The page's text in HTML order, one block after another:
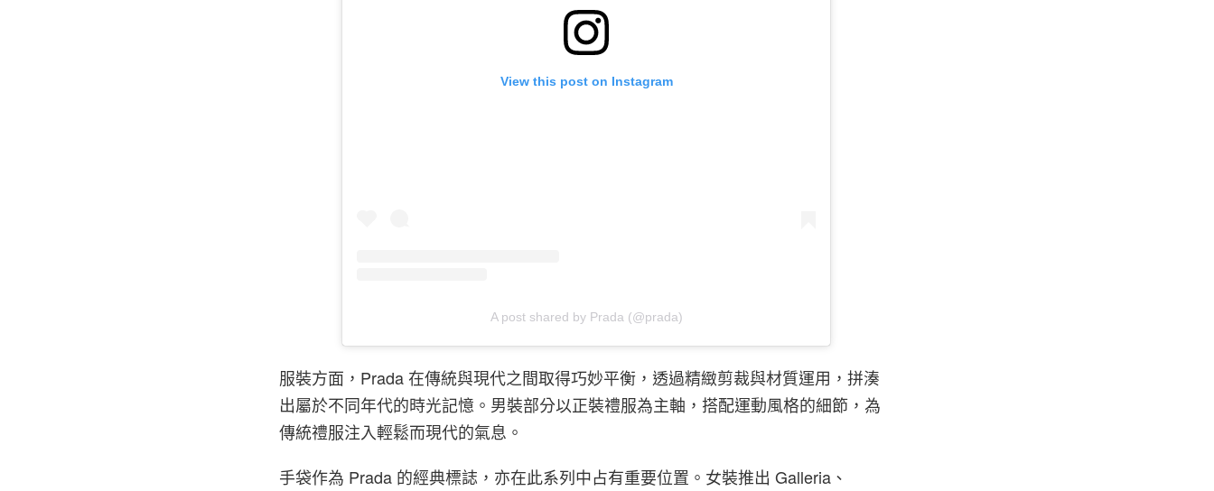
View this post on Instagram
A post shared by Prada (@prada)
服裝方面，Prada 在傳統與現代之間取得巧妙平衡，透過精緻剪裁與材質運用，拼湊
出屬於不同年代的時光記憶。男裝部分以正裝禮服為主軸，搭配運動風格的細節，為
傳統禮服注入輕鬆而現代的氣息。
手袋作為 Prada 的經典標誌，亦在此系列中占有重要位置。女裝推出 Galleria、